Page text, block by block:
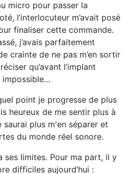
micro pour passer la
l’interlocuteur m’avait posé
finaliser cette commande.
j’avais parfaitement
crainte de ne pas m’en sortir
qu’avant l’implant
impossible…
point je progresse de plus
heureux de me sentir plus à
saurai plus m'en séparer et
du monde réel sonore.
ses limites. Pour ma part, il y
difficiles aujourd’hui :